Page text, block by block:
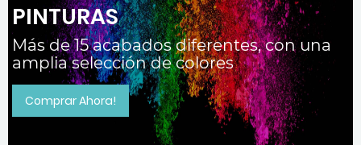
PINTURAS
Más de 15 acabados diferentes, con una
amplia selección de colores
Comprar Ahora!